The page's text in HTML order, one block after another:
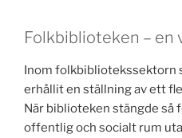
Folkbiblioteken –
Inom folkbibliotekssektorn
erhållit en ställning av ett
När biblioteken stängde så
offentlig och socialt rum